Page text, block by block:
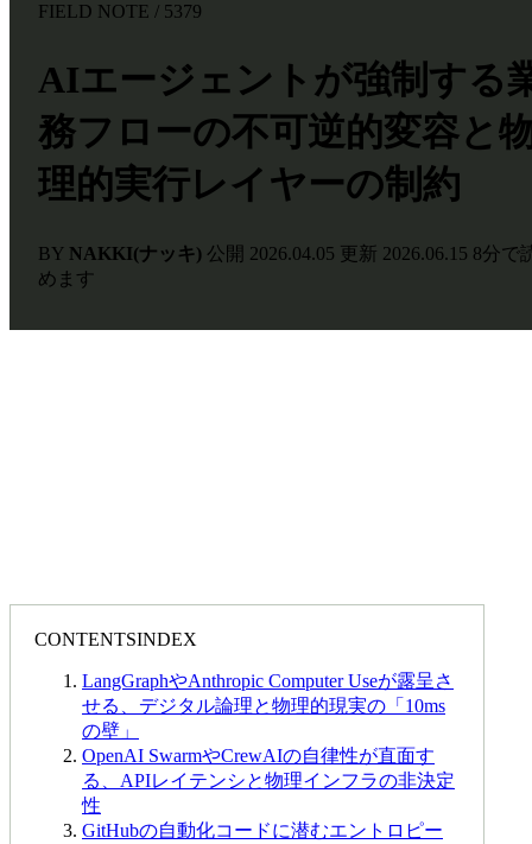
FIELD NOTE / 5379
AIエージェントが強制する
務フローの不可逆的変容と
理的実行レイヤーの制約
BY NAKKI(ナッキ) 公開 2026.04.05 更新 2026.06.15 8分で
めます
CONTENTSINDEX
LangGraphやAnthropic Computer Useが露呈さ
せる、デジタル論理と物理的現実の「10ms
の壁」
OpenAI SwarmやCrewAIの自律性が直面す
る、APIレイテンシと物理インフラの非決定
性
GitHubの自動化コードに潜むエントロピー